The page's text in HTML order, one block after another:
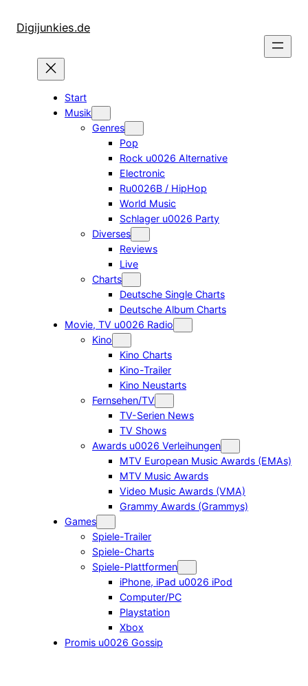
InhaltDigijunkies.de
Start
Musik
Genres
Pop
Rock u0026 Alternative
Electronic
Ru0026B / HipHop
World Music
Schlager u0026 Party
Diverses
Reviews
Live
Charts
Deutsche Single Charts
Deutsche Album Charts
Movie, TV u0026 Radio
Kino
Kino Charts
Kino-Trailer
Kino Neustarts
Fernsehen/TV
TV-Serien News
TV Shows
Awards u0026 Verleihungen
MTV European Music Awards (EMAs)
MTV Music Awards
Video Music Awards (VMA)
Grammy Awards (Grammys)
Games
Spiele-Trailer
Spiele-Charts
Spiele-Plattformen
iPhone, iPad u0026 iPod
Computer/PC
Playstation
Xbox
Promis u0026 Gossip